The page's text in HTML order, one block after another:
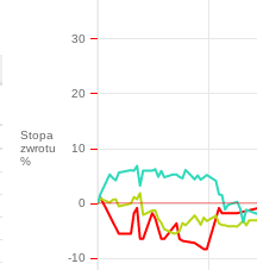
Stopa
zwrotu
%
-10
0
10
20
30